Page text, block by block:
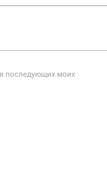
последующих моих